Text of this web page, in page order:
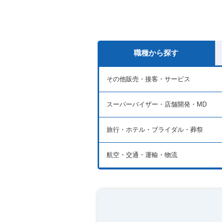
職種から探す
その他販売・接客・サービス
スーパーバイザー・店舗開発・MD
旅行・ホテル・ブライダル・葬祭
航空・交通・運輸・物流